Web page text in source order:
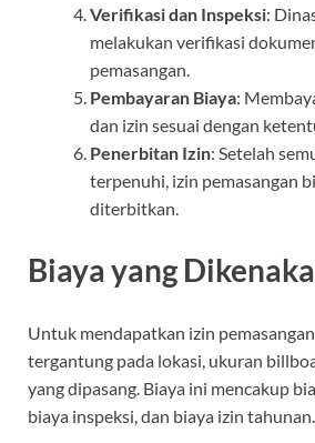
Verifikasi dan Inspeksi:
melakukan verifikasi
pemasangan.
Pembayaran Biaya:
dan izin sesuai dengan
Penerbitan Izin: Setelah
terpenuhi, izin pemasangan
diterbitkan.
Biaya yang
Untuk mendapatkan izin
tergantung pada lokasi, ukuran
yang dipasang. Biaya ini mencakup
biaya inspeksi, dan biaya izin tahunan.